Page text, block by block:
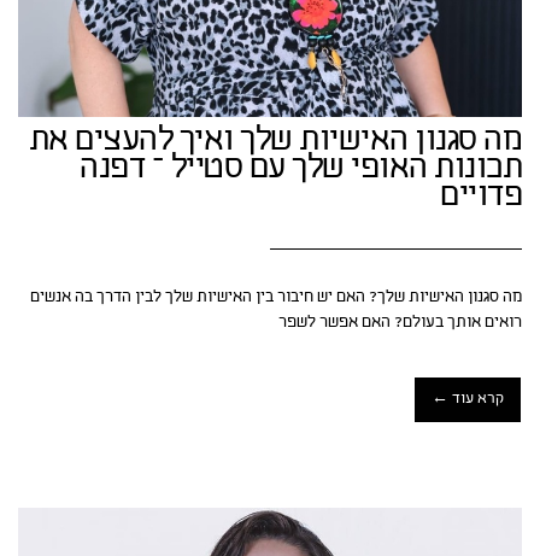
מה סגנון האישיות שלך ואיך להעצים את
תכונות האופי שלך עם סטייל – דפנה
פדויים
מה סגנון האישיות שלך? האם יש חיבור בין האישיות שלך לבין הדרך בה אנשים
רואים אותך בעולם? האם אפשר לשפר
קרא עוד ←